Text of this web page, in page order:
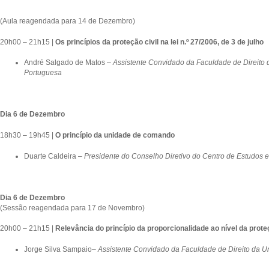
(Aula reagendada para 14 de Dezembro)
20h00 – 21h15 | Os princípios da proteção civil na lei n.º 27/2006, de 3 de julho
André Salgado de Matos – Assistente Convidado da Faculdade de Direito
Portuguesa
Dia 6 de Dezembro
18h30 – 19h45 | O princípio da unidade de comando
Duarte Caldeira – Presidente do Conselho Diretivo do Centro de Estudos
Dia 6 de Dezembro
(Sessão reagendada para 17 de Novembro)
20h00 – 21h15 | Relevância do princípio da proporcionalidade ao nível da
Jorge Silva Sampaio– Assistente Convidado da Faculdade de Direito da